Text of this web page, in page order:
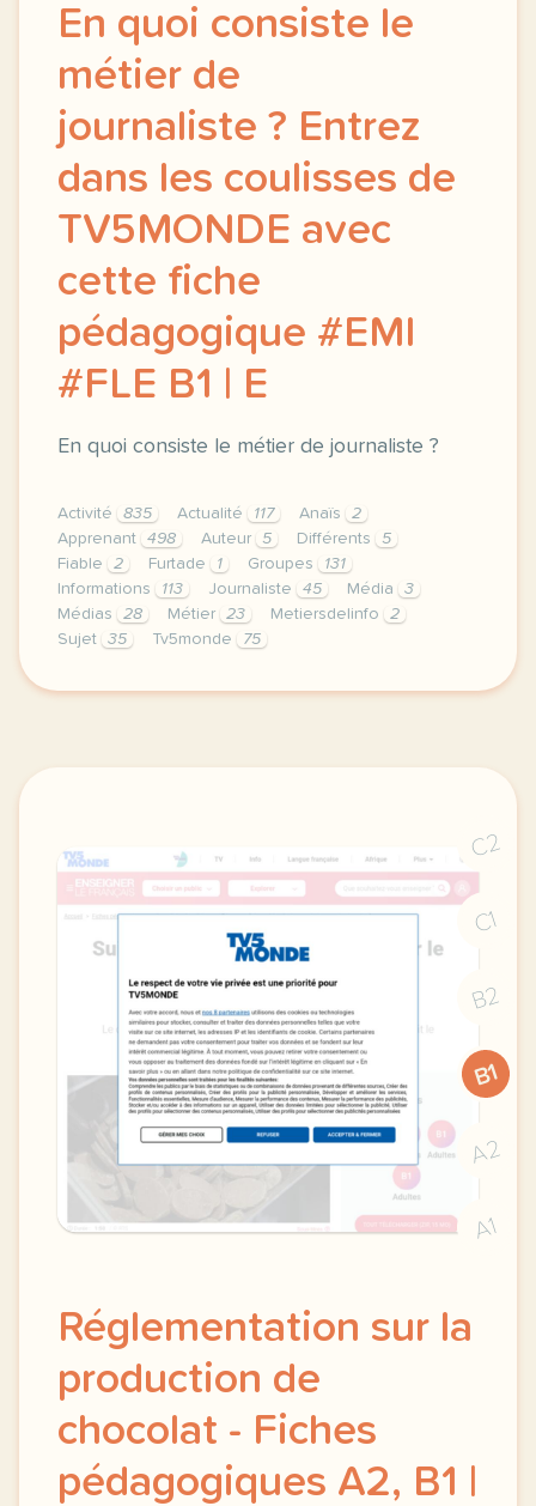
En quoi consiste le
métier de
journaliste ? Entrez
dans les coulisses de
TV5MONDE avec
cette fiche
pédagogique #EMI
#FLE B1 | E
En quoi consiste le métier de journaliste ?
Activité 835 Actualité 117 Anaïs
2
Apprenant
498 Auteur 5 Différents
5
Fiable
2 Furtade 1 Groupes
131
Informations
113 Journaliste 45 Média
3
Médias
28 Métier 23 Metiersdelinfo
2
Sujet
35 Tv5monde 75
le respect de votre vie privee est une priorite
C2
C1
B2
B1
A2
A1
Réglementation sur la
production de
chocolat - Fiches
pédagogiques A2, B1 |